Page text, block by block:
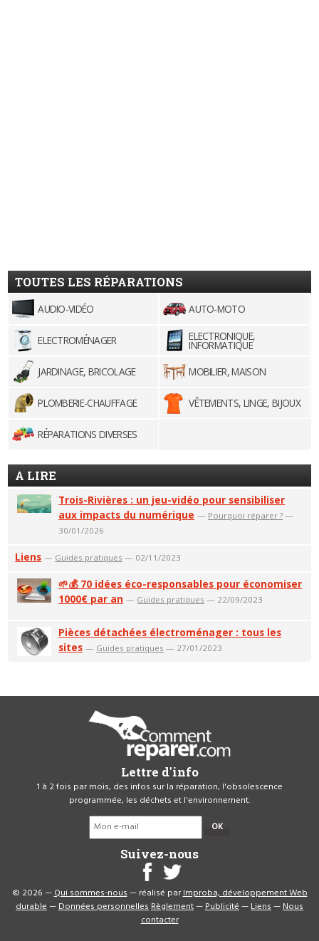
TOUTES LES RÉPARATIONS
AUDIO-VIDÉO AUTO-MOTO
ELECTROMÉNAGER ELECTRONIQUE,
INFORMATIQUE
JARDINAGE, BRICOLAGE
MOBILIER, MAISON
PLOMBERIE-CHAUFFAGE VÊTEMENTS, LINGE, BIJOUX
RÉPARATIONS DIVERSES
A LIRE
Trois-Rivières : un jeu-vidéo pour sensibiliser
aux impacts du numérique — Pourquoi réparer ? —
30/01/2026
Liens — Guides pratiques — 02/11/2023
🌱💰 70 idées éco-responsables pour économiser
1000€ par an — Guides pratiques — 22/09/2023
Pièces détachées électroménager : tous les
sites — Guides pratiques — 27/01/2023
Lettre d'info
1 à 2 fois par mois, des infos sur la réparation, l'obsolescence
programmée, les déchets et l'environnement.
OK
Suivez-nous
© 2026 —Qui sommes-nous— réalisé parImproba, développement Web
durable—Données personnellesRèglement—Publicité—Liens—Nous
contacter